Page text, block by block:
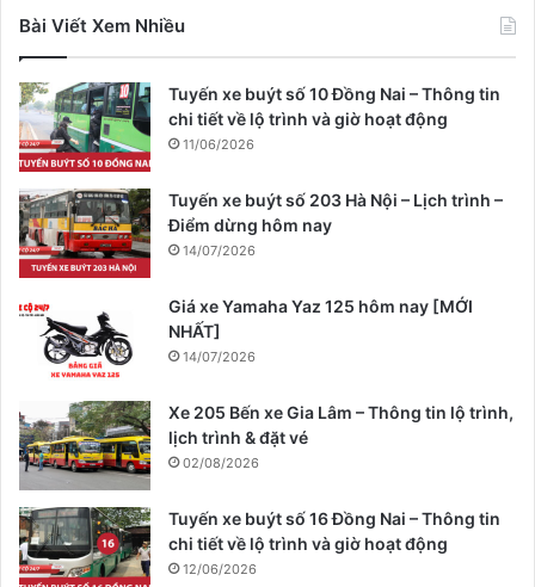
Bài Viết Xem Nhiều
Tuyến xe buýt số 10 Đồng Nai – Thông tin
chi tiết về lộ trình và giờ hoạt động
11/06/2026
Tuyến xe buýt số 203 Hà Nội – Lịch trình –
Điểm dừng hôm nay
14/07/2026
Giá xe Yamaha Yaz 125 hôm nay [MỚI
NHẤT]
14/07/2026
Xe 205 Bến xe Gia Lâm – Thông tin lộ trình,
lịch trình & đặt vé
02/08/2026
Tuyến xe buýt số 16 Đồng Nai – Thông tin
chi tiết về lộ trình và giờ hoạt động
12/06/2026